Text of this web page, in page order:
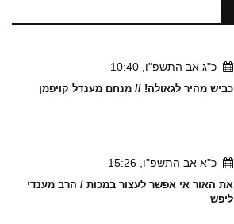
כ"ג אב התשפ"ו, 10:40
כביש מהיר לגאולה! // מנחם מענדל קויפמן
כ"א אב התשפ"ו, 15:26
את האור אי אפשר לעצור במכות / הרב מענדי
ליפש